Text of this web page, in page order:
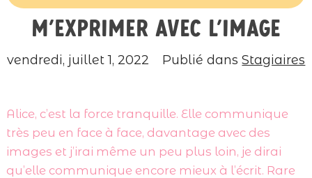
M’exprimer avec l’image
vendredi, juillet 1, 2022 Publié dansStagiaires
Alice, c’est la force tranquille. Elle communique
très peu en face à face, davantage avec des
images et j’irai même un peu plus loin, je dirai
qu’elle communique encore mieux à l’écrit. Rare